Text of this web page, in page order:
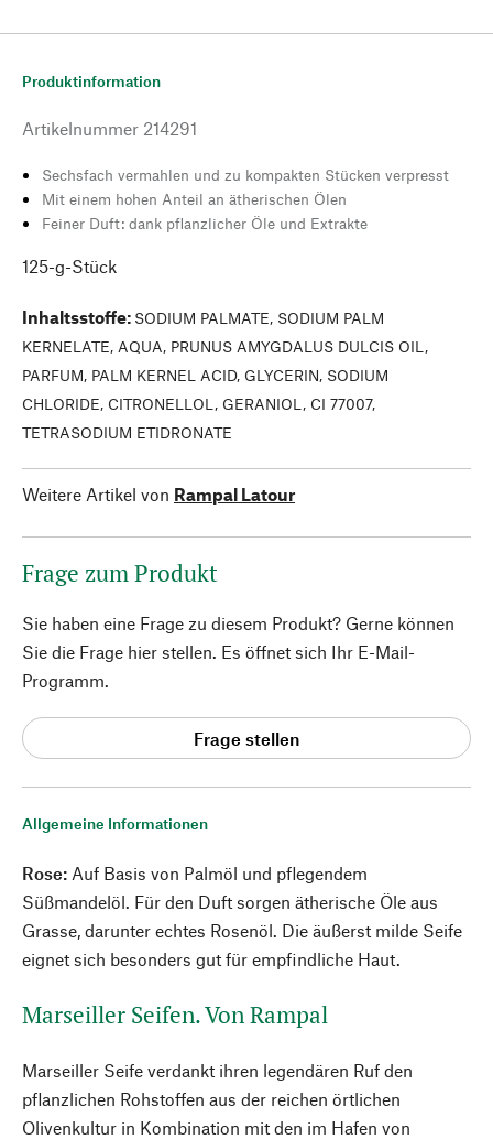
Allgemeine Informationen
Rose: Auf Basis von Palmöl und pflegendem
Süßmandelöl. Für den Duft sorgen ätherische Öle aus
Grasse, darunter echtes Rosenöl. Die äußerst milde Seife
eignet sich besonders gut für empfindliche Haut.
Marseiller Seifen. Von Rampal
Marseiller Seife verdankt ihren legendären Ruf den
pflanzlichen Rohstoffen aus der reichen örtlichen
Olivenkultur in Kombination mit den im Hafen von
Produktinformation
Artikelnummer 214291
Sechsfach vermahlen und zu kompakten Stücken verpresst
Mit einem hohen Anteil an ätherischen Ölen
Feiner Duft: dank pflanzlicher Öle und Extrakte
125-g-Stück
Inhaltsstoffe: SODIUM PALMATE, SODIUM PALM
KERNELATE, AQUA, PRUNUS AMYGDALUS DULCIS OIL,
PARFUM, PALM KERNEL ACID, GLYCERIN, SODIUM
CHLORIDE, CITRONELLOL, GERANIOL, CI 77007,
TETRASODIUM ETIDRONATE
Weitere Artikel von Rampal Latour
Frage zum Produkt
Sie haben eine Frage zu diesem Produkt? Gerne können
Sie die Frage hier stellen. Es öffnet sich Ihr E-Mail-
Programm.
Frage stellen